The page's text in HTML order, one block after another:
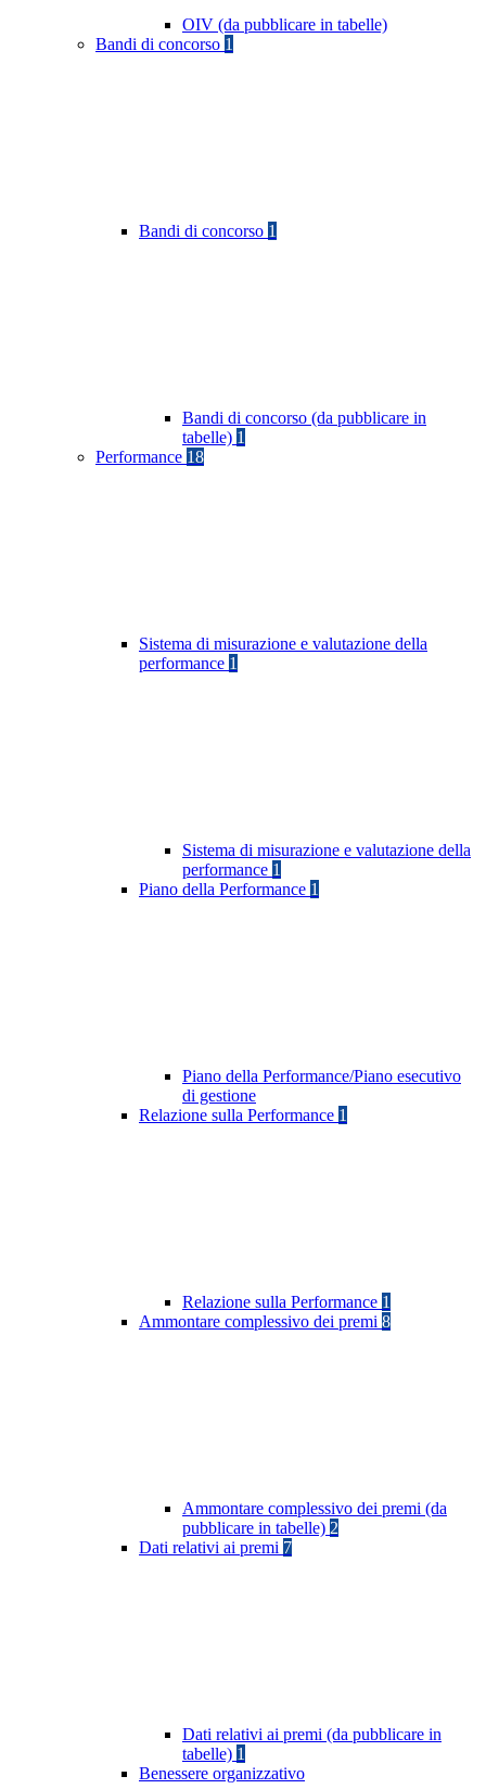
OIV (da pubblicare in tabelle)
Bandi di concorso 1
Bandi di concorso 1
Bandi di concorso (da pubblicare in
tabelle) 1
Performance 18
Sistema di misurazione e valutazione della
performance 1
Sistema di misurazione e valutazione della
performance 1
Piano della Performance 1
Piano della Performance/Piano esecutivo
di gestione
Relazione sulla Performance 1
Relazione sulla Performance 1
Ammontare complessivo dei premi 8
Ammontare complessivo dei premi (da
pubblicare in tabelle) 2
Dati relativi ai premi 7
Dati relativi ai premi (da pubblicare in
tabelle) 1
Benessere organizzativo